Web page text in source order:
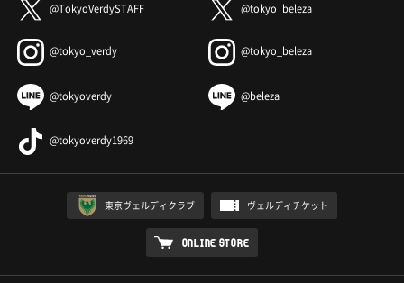
@TokyoVerdySTAFF @tokyo_beleza
@tokyo_verdy @tokyo_beleza
@tokyoverdy @beleza
@tokyoverdy1969
東京ヴェルディクラブ ヴェルディチケット
ONLINE STORE